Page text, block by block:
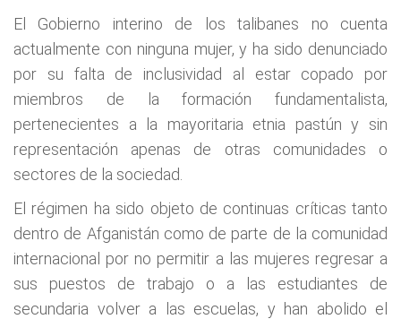
El Gobierno interino de los talibanes no cuenta
actualmente con ninguna mujer, y ha sido denunciado
por su falta de inclusividad al estar copado por
miembros de la formación fundamentalista,
pertenecientes a la mayoritaria etnia pastún y sin
representación apenas de otras comunidades o
sectores de la sociedad.
El régimen ha sido objeto de continuas críticas tanto
dentro de Afganistán como de parte de la comunidad
internacional por no permitir a las mujeres regresar a
sus puestos de trabajo o a las estudiantes de
secundaria volver a las escuelas, y han abolido el